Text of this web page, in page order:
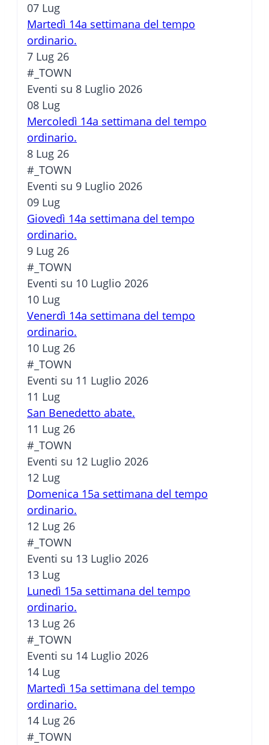
07 Lug
Martedì 14a settimana del tempo
ordinario.
7 Lug 26
#_TOWN
Eventi su 8 Luglio 2026
08 Lug
Mercoledì 14a settimana del tempo
ordinario.
8 Lug 26
#_TOWN
Eventi su 9 Luglio 2026
09 Lug
Giovedì 14a settimana del tempo
ordinario.
9 Lug 26
#_TOWN
Eventi su 10 Luglio 2026
10 Lug
Venerdì 14a settimana del tempo
ordinario.
10 Lug 26
#_TOWN
Eventi su 11 Luglio 2026
11 Lug
San Benedetto abate.
11 Lug 26
#_TOWN
Eventi su 12 Luglio 2026
12 Lug
Domenica 15a settimana del tempo
ordinario.
12 Lug 26
#_TOWN
Eventi su 13 Luglio 2026
13 Lug
Lunedì 15a settimana del tempo
ordinario.
13 Lug 26
#_TOWN
Eventi su 14 Luglio 2026
14 Lug
Martedì 15a settimana del tempo
ordinario.
14 Lug 26
#_TOWN